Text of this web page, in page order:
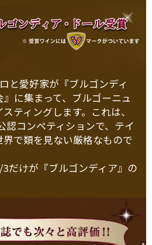
と愛好家が『ブルゴンディ
に集まって、ブルゴーニュ
ティングします。これは、
認コンペティションで、テイ
で類を見ない厳格なもので
だけが『ブルゴンディア』の